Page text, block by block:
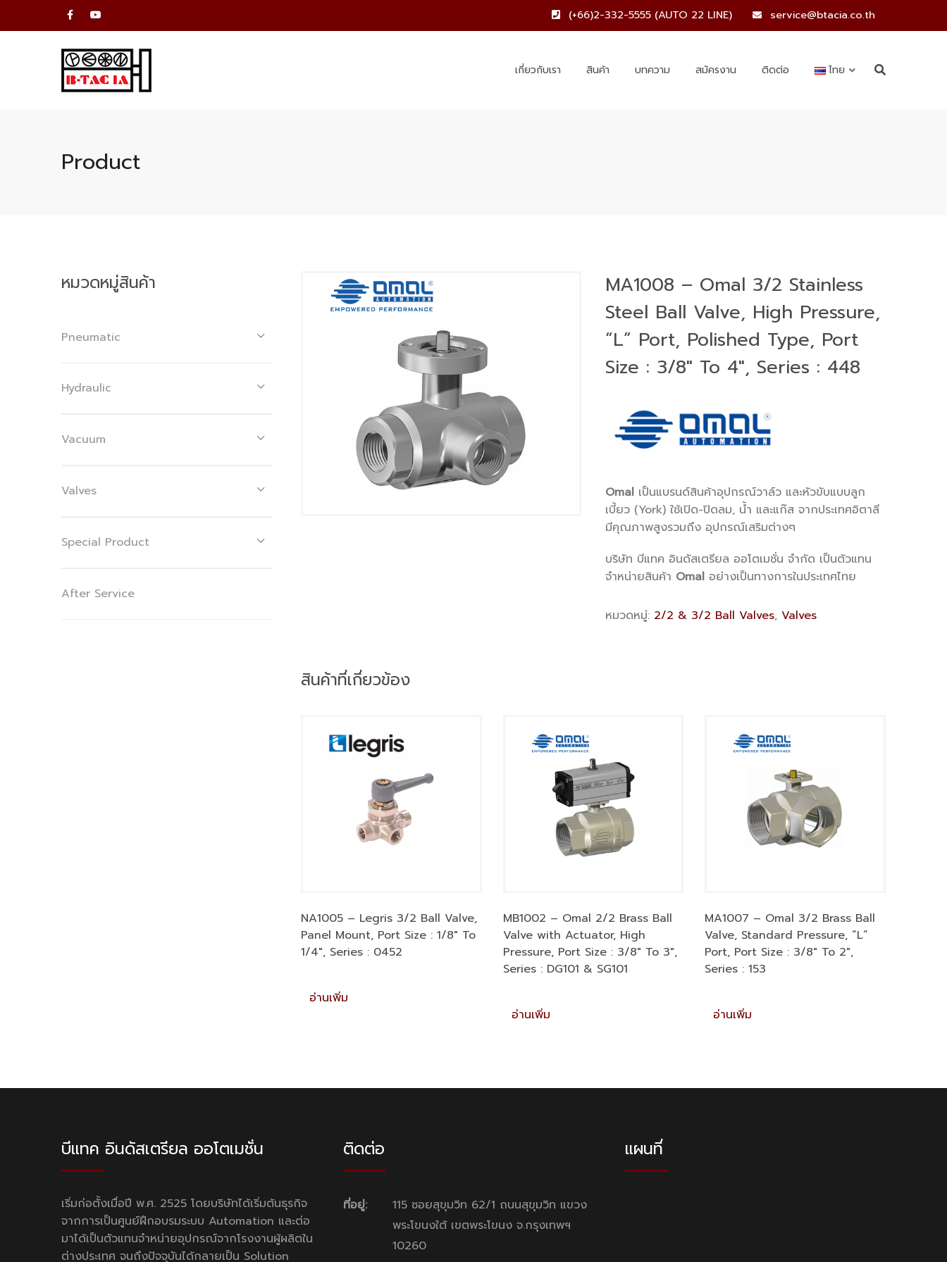
(+66)2-332-5555 (AUTO 22 LINE) service@btacia.co.th
เกี่ยวกับเรา สินค้า บทความ สมัครงาน ติดต่อ ไทย
Product
MA1008 – Omal 3/2 Stainless
Steel Ball Valve, High Pressure,
“L” Port, Polished Type, Port
Size : 3/8″ To 4″, Series : 448
Omalเป็นแบรนด์สินค้าอุปกรณ์วาล์ว และหัวขับแบบลูก
เบี้ยว (York) ใช้เปิด-ปิดลม, น้ำ และแก๊ส จากประเทศอิตาลี
มีคุณภาพสูงรวมถึง อุปกรณ์เสริมต่างๆ
บริษัท บีแทค อินดัสเตรียล ออโตเมชั่น จำกัด เป็นตัวแทน
จำหน่ายสินค้า Omalอย่างเป็นทางการในประเทศไทย
หมวดหมู่: 2/2 & 3/2 Ball Valves, Valves
สินค้าที่เกี่ยวข้อง
NA1005 – Legris 3/2 Ball Valve,
Panel Mount, Port Size : 1/8″ To
1/4″, Series : 0452
อ่านเพิ่ม
MB1002 – Omal 2/2 Brass Ball
Valve with Actuator, High
Pressure, Port Size : 3/8″ To 3″,
Series : DG101 & SG101
อ่านเพิ่ม
MA1007 – Omal 3/2 Brass Ball
Valve, Standard Pressure, “L”
Port, Port Size : 3/8″ To 2″,
Series : 153
อ่านเพิ่ม
หมวดหมู่สินค้า
Pneumatic
Hydraulic
Vacuum
Valves
Special Product
After Service
บีแทค อินดัสเตรียล ออโตเมชั่น
เริ่มก่อตั้งเมื่อปี พ.ศ. 2525 โดยบริษัทได้เริ่มต้นธุรกิจ
จากการเป็นศูนย์ฝึกอบรมระบบ Automation และต่อ
มาได้เป็นตัวแทนจำหน่ายอุปกรณ์จากโรงงานผู้ผลิตใน
ต่างประเทศ จนถึงปัจจุบันได้กลายเป็น Solution
ติดต่อ
ที่อยู่:
115 ซอยสุขุมวิท 62/1 ถนนสุขุมวิท แขวง
พระโขนงใต้ เขตพระโขนง จ.กรุงเทพฯ
10260
แผนที่